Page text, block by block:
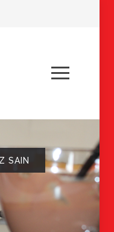
SAIN